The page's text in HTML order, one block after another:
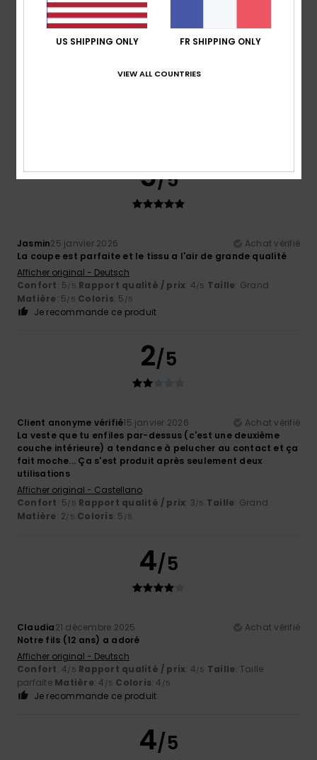
Taille
Matière
3.8
5/5
Jasmin25 janvier 2026
Achat vérifié
La coupe est parfaite et le tissu a l'air de grande qualité
Afficher original - Deutsch
Confort: 5/5 Rapport qualité / prix: 4/5 Taille: Grand
Matière: 5/5 Coloris: 5 /5
Je recommande ce produit
2/5
Client anonyme vérifié15 janvier 2026
Achat vérifié
La veste que tu enfiles par-dessus (c'est une deuxième
couche intérieure) a tendance à pelucher au contact et ça
fait moche... Ça s'est produit après seulement deux
utilisations
Afficher original - Castellano
Confort: 5/5 Rapport qualité / prix: 3/5 Taille: Grand
Matière: 2/5 Coloris: 5 /5
4/5
Claudia21 décembre 2025
Achat vérifié
Notre fils (12 ans) a adoré
Afficher original - Deutsch
Confort: 4/5 Rapport qualité / prix: 4/5 Taille: Taille
parfaite Matière: 4 /5 Coloris: 4 /5
Je recommande ce produit
4/5
US SHIPPING ONLY FR SHIPPING ONLY
VIEW ALL COUNTRIES